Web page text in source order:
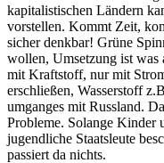
kapitalistischen Ländern
vorstellen. Kommt Zeit,
sicher denkbar! Grüne
wollen, Umsetzung ist
mit Kraftstoff, nur mit
erschließen, Wasserstoff
umganges mit Russland.
Probleme. Solange Kinder
jugendliche Staatsleute
passiert da nichts.